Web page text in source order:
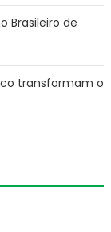
Brasileiro de
transformam o